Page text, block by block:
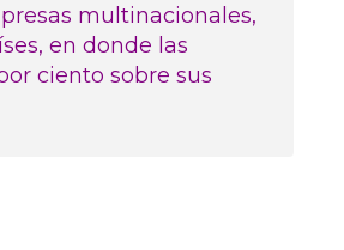
multinacionales,
en donde las
ciento sobre sus